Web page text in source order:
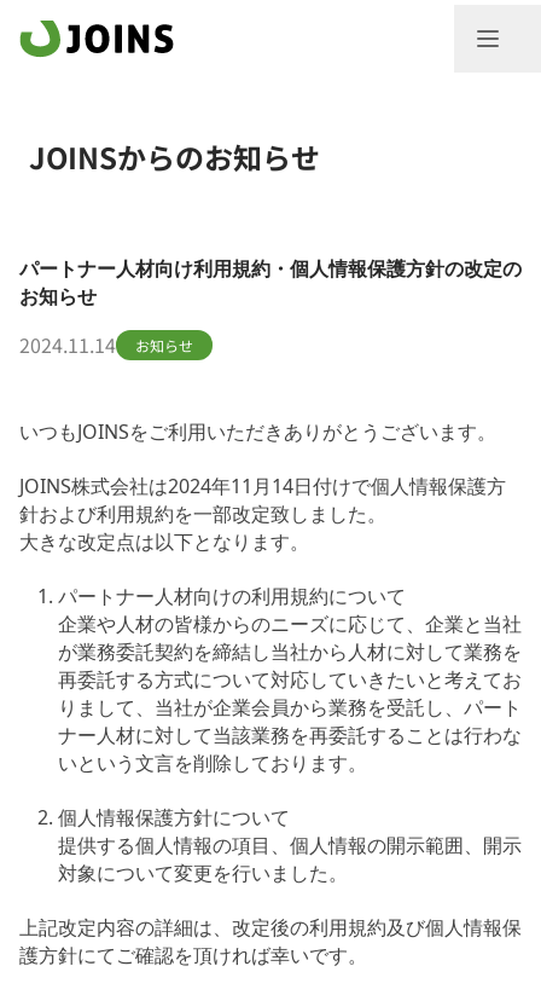
JOINSからのお知らせ
パートナー人材向け利用規約・個人情報保護方針の改定の
お知らせ
2024.11.14 お知らせ
いつもJOINSをご利用いただきありがとうございます。
JOINS株式会社は2024年11月14日付けで個人情報保護方
針および利用規約を一部改定致しました。
大きな改定点は以下となります。
パートナー人材向けの利用規約について
企業や人材の皆様からのニーズに応じて、企業と当社
が業務委託契約を締結し当社から人材に対して業務を
再委託する方式について対応していきたいと考えてお
りまして、当社が企業会員から業務を受託し、パート
ナー人材に対して当該業務を再委託することは行わな
いという文言を削除しております。
個人情報保護方針について
提供する個人情報の項目、個人情報の開示範囲、開示
対象について変更を行いました。
上記改定内容の詳細は、改定後の利用規約及び個人情報保
護方針にてご確認を頂ければ幸いです。